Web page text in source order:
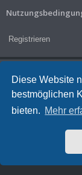
Diese Website
bestmöglichen
bieten. Mehr
Registrieren